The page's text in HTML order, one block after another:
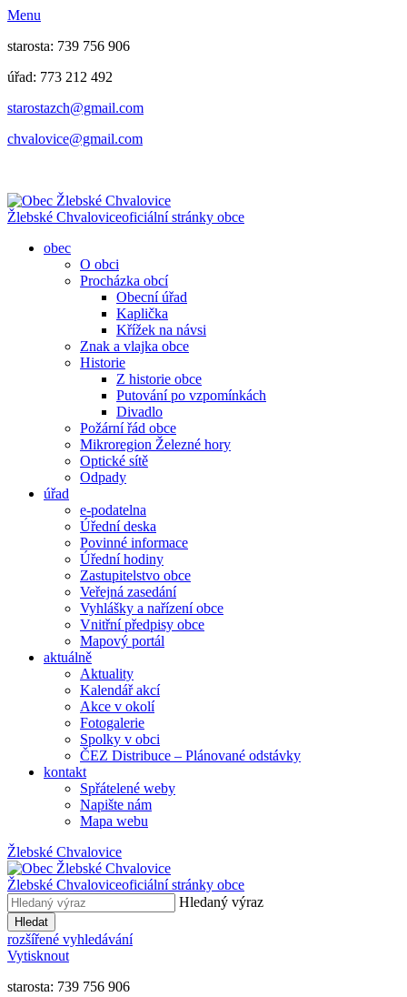
Menu
starosta: 739 756 906
úřad: 773 212 492
​​​​starostazch@gmail.com
​​​​chvalovice@gmail.com
Žlebské Chvaloviceoficiální stránky obce
obec
O obci
Procházka obcí
Obecní úřad
Kaplička
Křížek na návsi
Znak a vlajka obce
Historie
Z historie obce
Putování po vzpomínkách
Divadlo
Požární řád obce
Mikroregion Železné hory
Optické sítě
Odpady
úřad
e-podatelna
Úřední deska
Povinné informace
Úřední hodiny
Zastupitelstvo obce
Veřejná zasedání
Vyhlášky a nařízení obce
Vnitřní předpisy obce
Mapový portál
aktuálně
Aktuality
Kalendář akcí
Akce v okolí
Fotogalerie
Spolky v obci
ČEZ Distribuce – Plánované odstávky
kontakt
Spřátelené weby
Napište nám
Mapa webu
Žlebské Chvalovice
Žlebské Chvaloviceoficiální stránky obce
Hledaný výraz
Hledat
rozšířené vyhledávání
Vytisknout
starosta: 739 756 906